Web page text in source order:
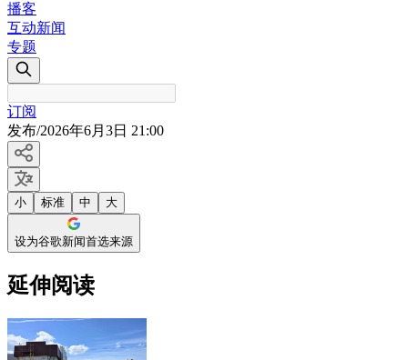
播客
互动新闻
专题
订阅
发布/2026年6月3日 21:00
小 标准 中 大
设为谷歌新闻首选来源
延伸阅读